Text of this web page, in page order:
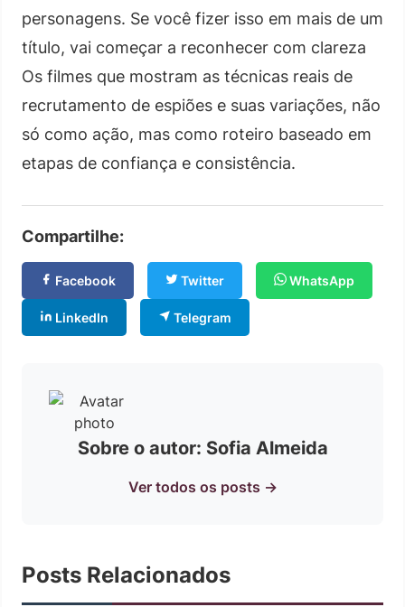
personagens. Se você fizer isso em mais de um
título, vai começar a reconhecer com clareza
Os filmes que mostram as técnicas reais de
recrutamento de espiões e suas variações, não
só como ação, mas como roteiro baseado em
etapas de confiança e consistência.
Compartilhe:
Facebook Twitter WhatsApp
LinkedIn Telegram
Sobre o autor: Sofia Almeida
Ver todos os posts →
Posts Relacionados